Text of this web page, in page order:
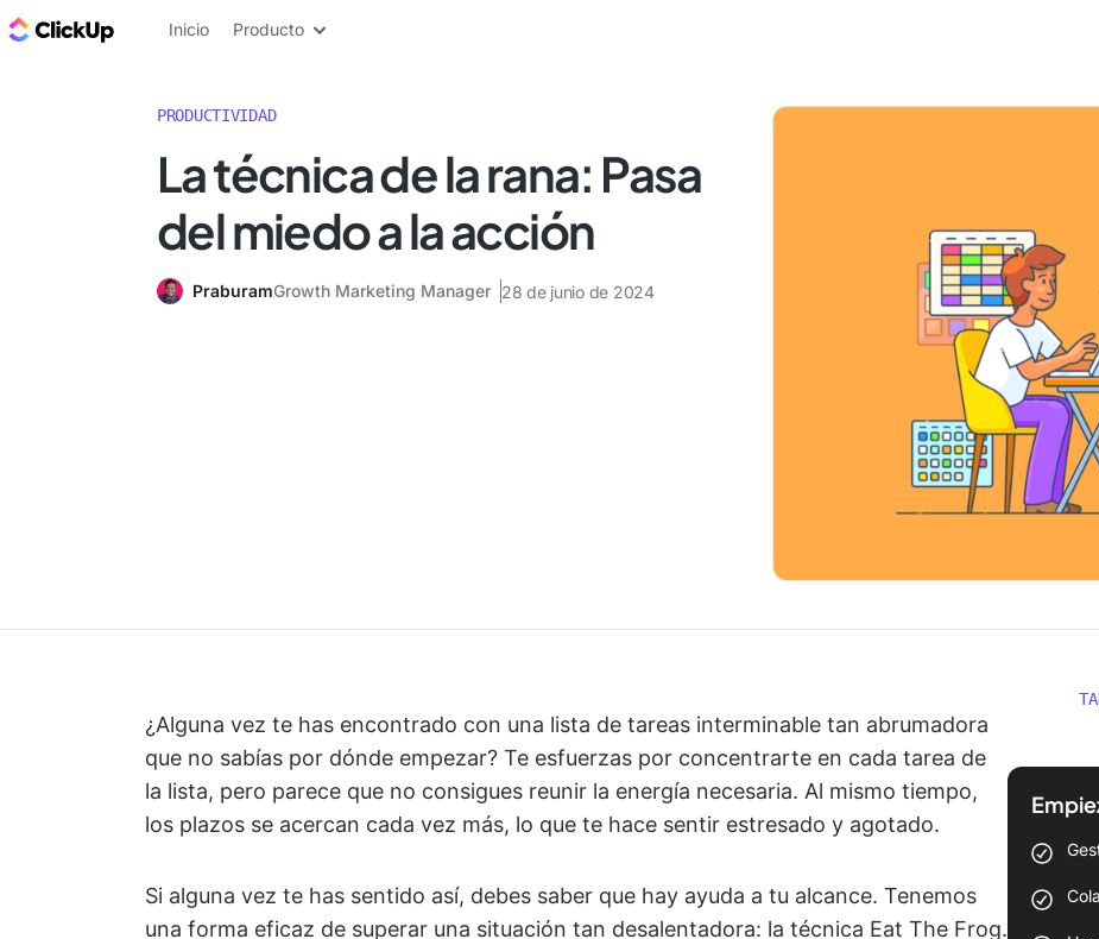
ClickUp Blog
Inicio Producto
PRODUCTIVIDAD
La técnica de la rana: Pasa
del miedo a la acción
PraburamGrowth Marketing Manager 28 de junio de 2024
¿Alguna vez te has encontrado con una lista de tareas interminable tan abrumadora
que no sabías por dónde empezar? Te esfuerzas por concentrarte en cada tarea de
la lista, pero parece que no consigues reunir la energía necesaria. Al mismo tiempo,
los plazos se acercan cada vez más, lo que te hace sentir estresado y agotado.
Si alguna vez te has sentido así, debes saber que hay ayuda a tu alcance. Tenemos
una forma eficaz de superar una situación tan desalentadora: la técnica Eat The Frog.